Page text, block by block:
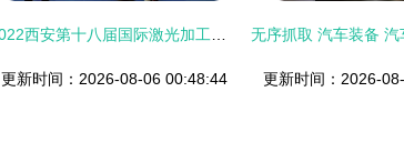
更新时间：2026-08-06 00:48:44 更新时间：2026-